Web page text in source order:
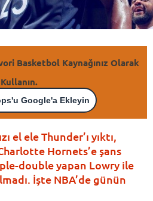
Basketbol Kaynağınız Olarak
Kullanın.
Google'a Ekleyin
el ele Thunder’ı yıktı,
Hornets’e şans
double yapan Lowry ile
İşte NBA’de günün